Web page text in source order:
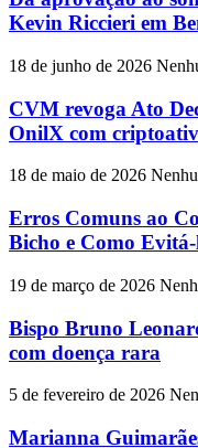
Kevin Riccieri em
18 de junho de 2026
CVM revoga Ato
OnilX com
18 de maio de 2026
Erros Comuns ao
Bicho e Como
19 de março de 2026
Bispo Bruno
com doença rara
5 de fevereiro de 2026
Marianna